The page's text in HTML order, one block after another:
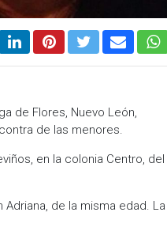
de Flores, Nuevo León,
de las menores.
en la colonia Centro, del
de la misma edad. La